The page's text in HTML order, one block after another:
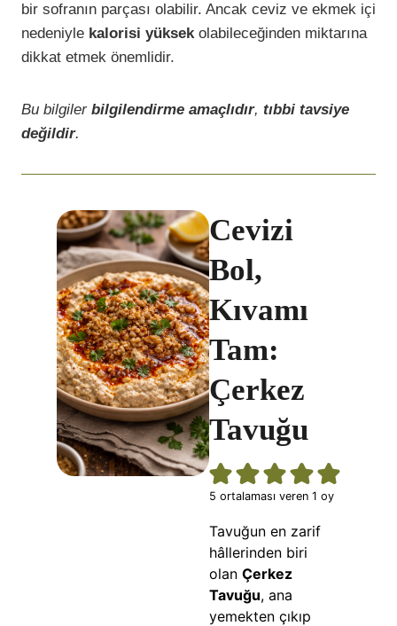
bir sofranın parçası olabilir. Ancak ceviz ve ekmek içi
nedeniyle kalorisi yüksekolabileceğinden miktarına
dikkat etmek önemlidir.
Bu bilgiler bilgilendirme amaçlıdır, tıbbi tavsiye
değildir.
Cevizi
Bol,
Kıvamı
Tam:
Çerkez
Tavuğu
5 ortalaması veren 1 oy
Tavuğun en zarif
hâllerinden biri
olanÇerkez
Tavuğu, ana
yemekten çıkıp